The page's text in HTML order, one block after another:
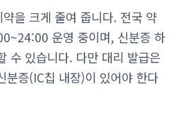
을 크게 줄여 줍니다. 전국 약
운영 중이며, 신분증 하
수 있습니다. 다만 대리 발급은
분증(IC칩 내장)이 있어야 한다